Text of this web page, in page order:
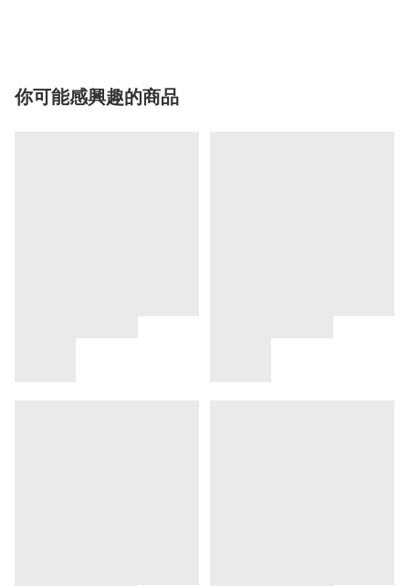
你可能感興趣的商品